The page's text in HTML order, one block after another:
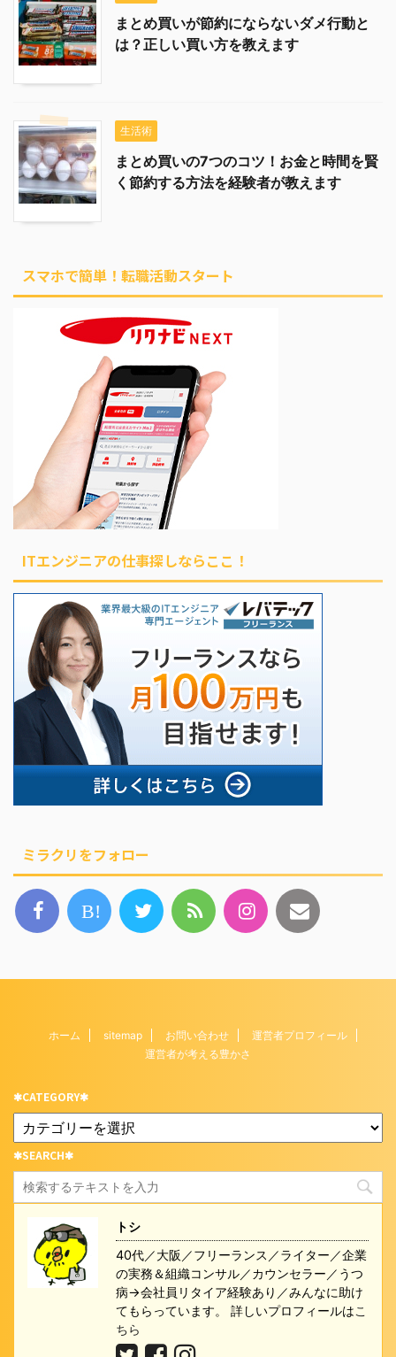
まとめ買いが節約にならないダメ行動と
は？正しい買い方を教えます
生活術
まとめ買いの7つのコツ！お金と時間を賢
く節約する方法を経験者が教えます
スマホで簡単！転職活動スタート
ITエンジニアの仕事探しならここ！
ミラクリをフォロー
B!
ホーム sitemap お問い合わせ
運営者プロフィール
運営者が考える豊かさ
✱CATEGORY✱
✱SEARCH✱
トシ
40代／大阪／フリーランス／ライター／企業
の実務＆組織コンサル／カウンセラー／うつ
病→会社員リタイア経験あり／みんなに助け
てもらっています。 詳しいプロフィールはこ
ちら